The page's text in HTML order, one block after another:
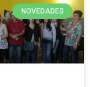
NOVEDADES